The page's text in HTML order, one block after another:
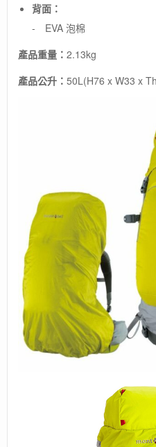
背面：
- EVA 泡棉
產品重量： 2.13kg
產品公升： 50L(H76 x W33 x